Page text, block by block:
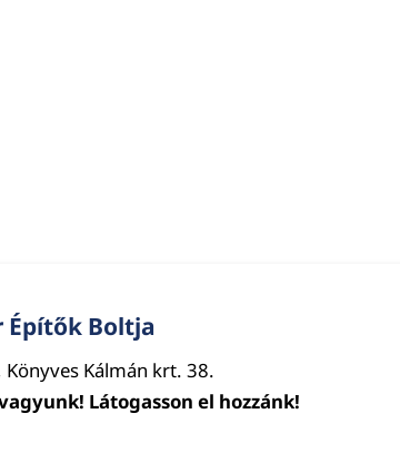
Építők Boltja
Kálmán krt. 38.
Látogasson el hozzánk!